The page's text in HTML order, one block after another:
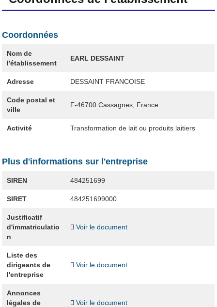
Coordonnées
Nom de
l'établissement
EARL DESSAINT
Adresse DESSAINT FRANCOISE
Code postal et
ville
F-46700 Cassagnes, France
Activité Transformation de lait ou produits laitiers
Plus d'informations sur l'entreprise
SIREN 484251699
SIRET 484251699000
Justificatif
d'immatriculatio
n
Voir le document
Liste des
dirigeants de
l'entreprise
Voir le document
Annonces
légales de
Voir le document